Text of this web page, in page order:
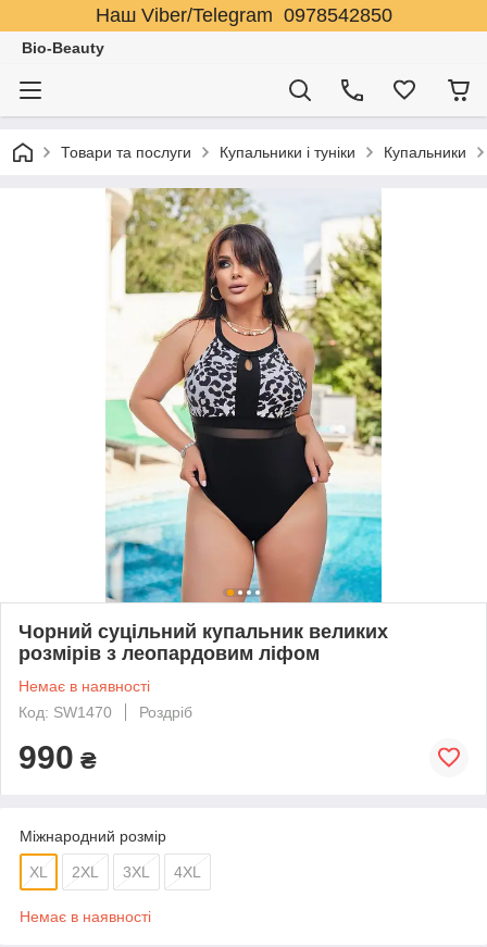
Наш Viber/Telegram 0978542850
Bio-Beauty
Товари та послуги Купальники і туніки Купальники
Чорний суцільний купальник великих
розмірів з леопардовим ліфом
Немає в наявності
Код: SW1470
Роздріб
990 ₴
Міжнародний розмір
XL 2XL 3XL 4XL
Немає в наявності